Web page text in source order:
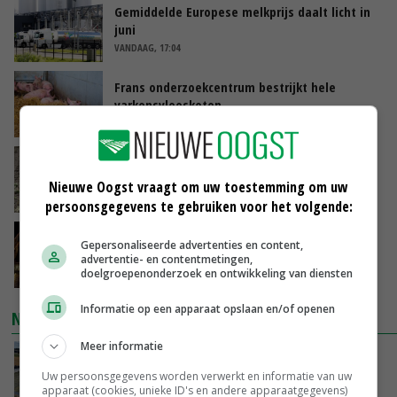
Gemiddelde Europese melkprijs daalt licht in
juni
VANDAAG, 17:04
Frans onderzoekcentrum bestrijkt hele
varkensvleesketen
Emmeloord noteert eerste zaaiuien op
maximaal 20 euro
VANDAAG, 14:59
Spontane boerenacties in Twente en
Apeldoorn zetten de trend
VANDAAG, 14:48
NIEUWSTE VIDEO'S
‘Bassin afgelopen week al leeg’
VANDAAG, 14:06
Nieuwe Oogst vraagt om uw toestemming om uw
persoonsgegevens te gebruiken voor het volgende:
Gepersonaliseerde advertenties en content,
advertentie- en contentmetingen,
doelgroepenonderzoek en ontwikkeling van diensten
Informatie op een apparaat opslaan en/of openen
Meer informatie
Uw persoonsgegevens worden verwerkt en informatie van uw
apparaat (cookies, unieke ID's en andere apparaatgegevens)